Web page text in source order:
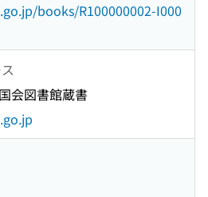
books/R100000002-I000
会図書館蔵書